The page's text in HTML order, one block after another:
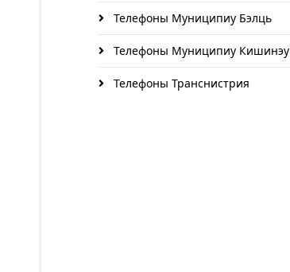
Телефоны Муниципиу Бэлць
Телефоны Муниципиу Кишинэу
Телефоны Транснистрия